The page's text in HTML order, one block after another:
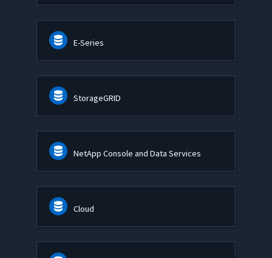
E-Series
StorageGRID
NetApp Console and Data Services
Cloud